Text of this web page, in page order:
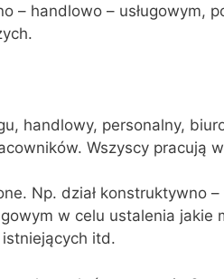
– handlowo – usługowym,
handlowy, personalny,
Wszyscy pracują
Np. dział konstruktywno
w celu ustalenia jakie
itd.